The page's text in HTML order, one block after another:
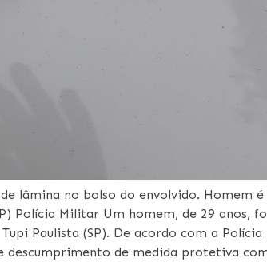
lâmina no bolso do envolvido. Homem é
Polícia Militar Um homem, de 29 anos,
Paulista (SP). De acordo com a Polícia
descumprimento de medida protetiva